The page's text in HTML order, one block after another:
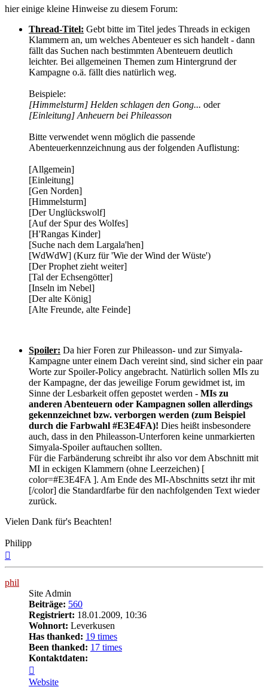
hier einige kleine Hinweise zu diesem Forum:
Thread-Titel: Gebt bitte im Titel jedes Threads in eckigen
Klammern an, um welches Abenteuer es sich handelt - dann
fällt das Suchen nach bestimmten Abenteuern deutlich
leichter. Bei allgemeinen Themen zum Hintergrund der
Kampagne o.ä. fällt dies natürlich weg.
Beispiele:
[Himmelsturm] Helden schlagen den Gong... oder
[Einleitung] Anheuern bei Phileasson
Bitte verwendet wenn möglich die passende
Abenteuerkennzeichnung aus der folgenden Auflistung:
[Allgemein]
[Einleitung]
[Gen Norden]
[Himmelsturm]
[Der Unglückswolf]
[Auf der Spur des Wolfes]
[H'Rangas Kinder]
[Suche nach dem Largala'hen]
[WdWdW] (Kurz für 'Wie der Wind der Wüste')
[Der Prophet zieht weiter]
[Tal der Echsengötter]
[Inseln im Nebel]
[Der alte König]
[Alte Freunde, alte Feinde]
Spoiler: Da hier Foren zur Phileasson- und zur Simyala-
Kampagne unter einem Dach vereint sind, sind sicher ein paar
Worte zur Spoiler-Policy angebracht. Natürlich sollen MIs zu
der Kampagne, der das jeweilige Forum gewidmet ist, im
Sinne der Lesbarkeit offen gepostet werden - MIs zu
anderen Abenteuern oder Kampagnen sollen allerdings
gekennzeichnet bzw. verborgen werden (zum Beispiel
durch die Farbwahl #E3E4FA)! Dies heißt insbesondere
auch, dass in den Phileasson-Unterforen keine unmarkierten
Simyala-Spoiler auftauchen sollten.
Für die Farbänderung schreibt ihr also vor dem Abschnitt mit
MI in eckigen Klammern (ohne Leerzeichen) [
color=#E3E4FA ]. Am Ende des MI-Abschnitts setzt ihr mit
[/color] die Standardfarbe für den nachfolgenden Text wieder
zurück.
Vielen Dank für's Beachten!
Philipp
phil
Site Admin
Beiträge: 560
Registriert: 18.01.2009, 10:36
Wohnort: Leverkusen
Has thanked: 19 times
Been thanked: 17 times
Kontaktdaten:
von
phil
Website